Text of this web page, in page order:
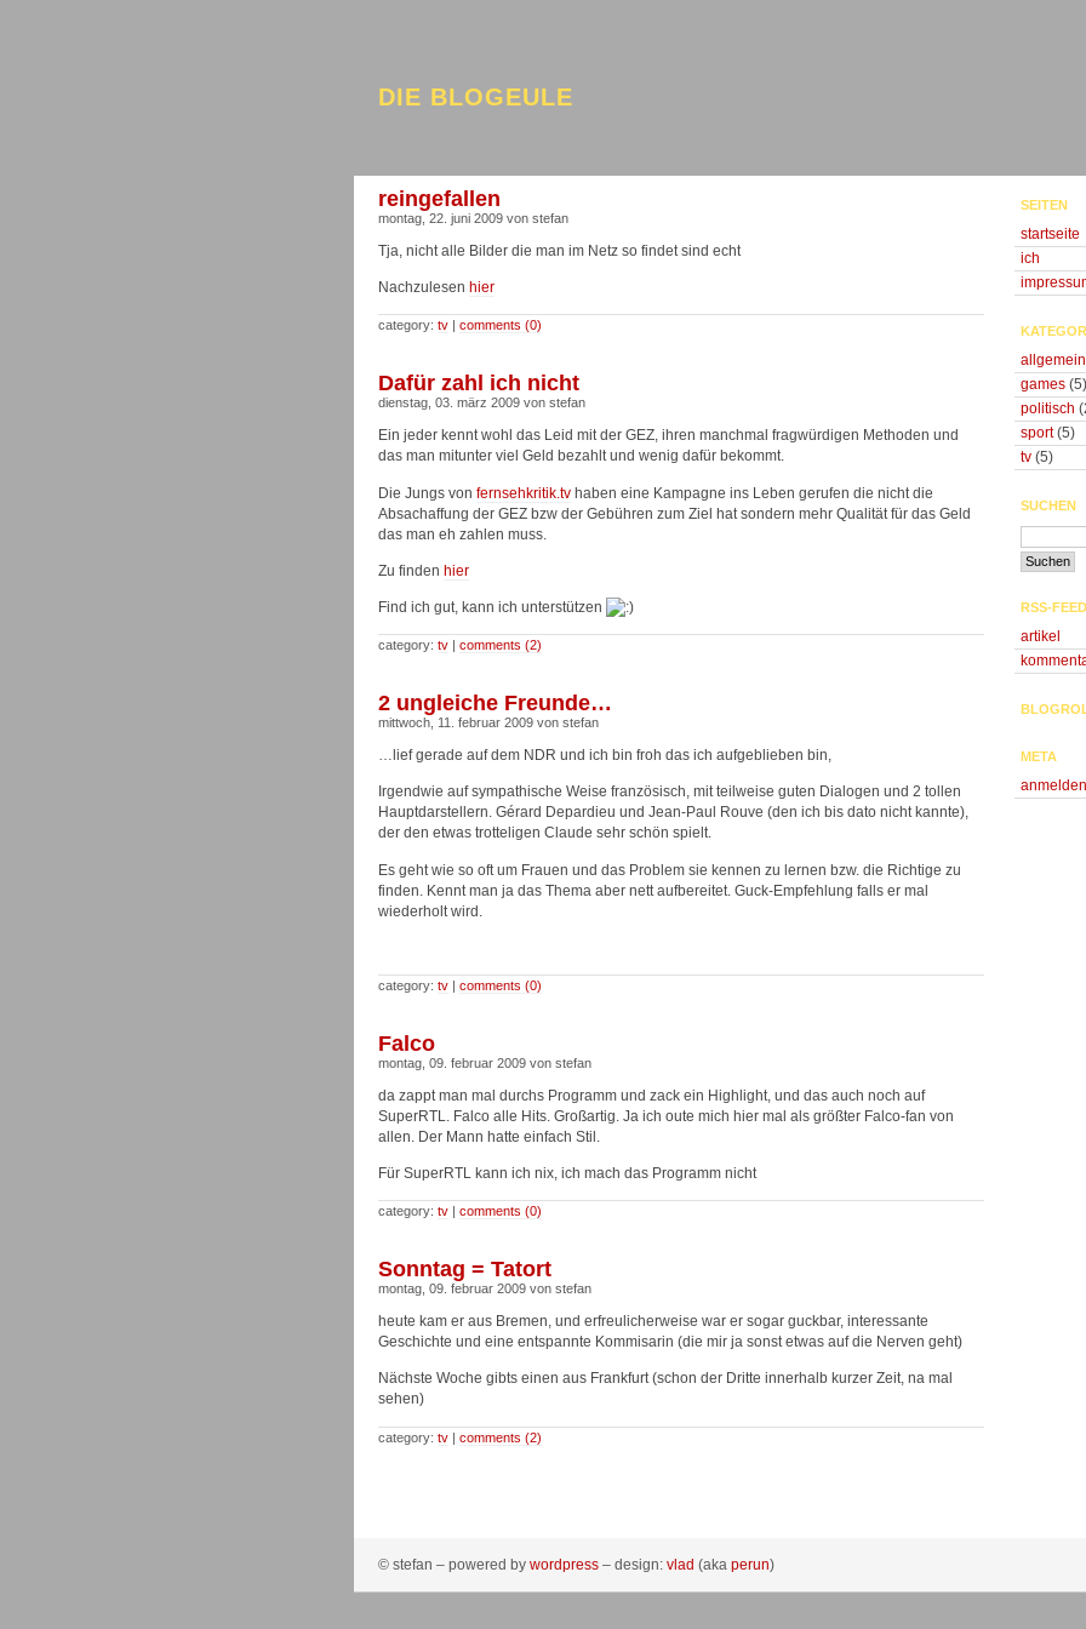
DIE BLOGEULE
reingefallen
montag, 22. juni 2009 von stefan
Tja, nicht alle Bilder die man im Netz so findet sind echt
Nachzulesen hier
category: tv comments (0)
Dafür zahl ich nicht
dienstag, 03. märz 2009 von stefan
Ein jeder kennt wohl das Leid mit der GEZ, ihren manchmal fragwürdigen Methoden und
das man mitunter viel Geld bezahlt und wenig dafür bekommt.
Die Jungs von fernsehkritik.tv haben eine Kampagne ins Leben gerufen die nicht die
Absachaffung der GEZ bzw der Gebühren zum Ziel hat sondern mehr Qualität für das Geld
das man eh zahlen muss.
Zu finden hier
Find ich gut, kann ich unterstützen
category: tv | comments (2)
2 ungleiche Freunde…
mittwoch, 11. februar 2009 von stefan
…lief gerade auf dem NDR und ich bin froh das ich aufgeblieben bin,
Irgendwie auf sympathische Weise französisch, mit teilweise guten Dialogen und 2 tollen
Hauptdarstellern. Gérard Depardieu und Jean-Paul Rouve (den ich bis dato nicht kannte),
der den etwas trotteligen Claude sehr schön spielt.
Es geht wie so oft um Frauen und das Problem sie kennen zu lernen bzw. die Richtige zu
finden. Kennt man ja das Thema aber nett aufbereitet. Guck-Empfehlung falls er mal
wiederholt wird.
category: tv | comments (0)
Falco
montag, 09. februar 2009 von stefan
da zappt man mal durchs Programm und zack ein Highlight, und das auch noch auf
SuperRTL. Falco alle Hits. Großartig. Ja ich oute mich hier mal als größter Falco-fan von
allen. Der Mann hatte einfach Stil.
Für SuperRTL kann ich nix, ich mach das Programm nicht
category: tv comments (0)
Sonntag = Tatort
montag, 09. februar 2009 von stefan
heute kam er aus Bremen, und erfreulicherweise war er sogar guckbar, interessante
Geschichte und eine entspannte Kommisarin (die mir ja sonst etwas auf die Nerven geht)
Nächste Woche gibts einen aus Frankfurt (schon der Dritte innerhalb kurzer Zeit, na mal
sehen)
category: tv | comments (2)
SEITEN
startseite
ich
allgemein
games (5)
politisch
sport(5)
tv (5)
SUCHEN
RSS-
artikel
META
anmelden
© stefan – powered by wordpress – design: vlad (aka perun)